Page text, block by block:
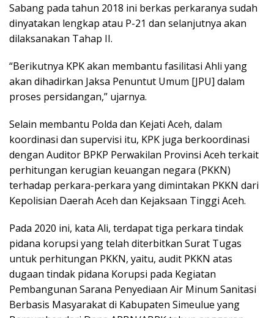
Sabang pada tahun 2018 ini berkas perkaranya sudah
dinyatakan lengkap atau P-21 dan selanjutnya akan
dilaksanakan Tahap II.
“Berikutnya KPK akan membantu fasilitasi Ahli yang
akan dihadirkan Jaksa Penuntut Umum [JPU] dalam
proses persidangan,” ujarnya.
Selain membantu Polda dan Kejati Aceh, dalam
koordinasi dan supervisi itu, KPK juga berkoordinasi
dengan Auditor BPKP Perwakilan Provinsi Aceh terkait
perhitungan kerugian keuangan negara (PKKN)
terhadap perkara-perkara yang dimintakan PKKN dari
Kepolisian Daerah Aceh dan Kejaksaan Tinggi Aceh.
Pada 2020 ini, kata Ali, terdapat tiga perkara tindak
pidana korupsi yang telah diterbitkan Surat Tugas
untuk perhitungan PKKN, yaitu, audit PKKN atas
dugaan tindak pidana Korupsi pada Kegiatan
Pembangunan Sarana Penyediaan Air Minum Sanitasi
Berbasis Masyarakat di Kabupaten Simeulue yang